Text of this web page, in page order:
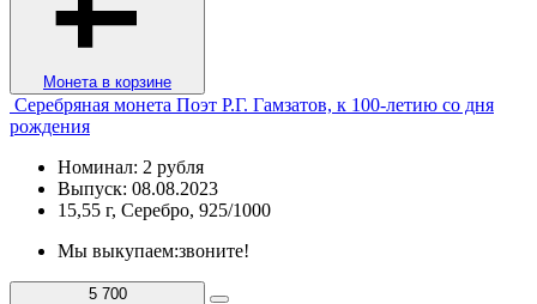
Монета в корзине
Серебряная монета Поэт Р.Г. Гамзатов, к 100-летию со дня
рождения
Номинал: 2 рубля
Выпуск: 08.08.2023
15,55 г, Серебро, 925/1000
Мы выкупаем:звоните!
5 700